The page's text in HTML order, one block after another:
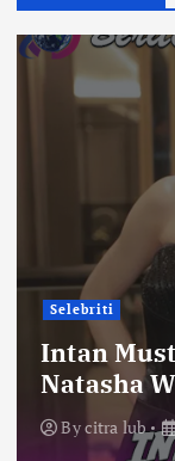
Selebriti
Intan
Natasha
Bycitra lub